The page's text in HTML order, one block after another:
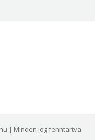
| Minden jog fenntartva